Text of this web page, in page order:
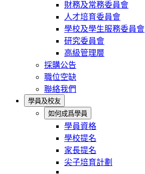
財務及常務委員會
人才培育委員會
學校及學生服務委員會
研究委員會
高級管理層
採購公告
職位空缺
聯絡我們
學員及校友
如何成爲學員
學員資格
學校提名
家長提名
尖子培育計劃